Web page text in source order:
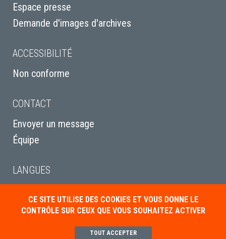
Espace presse
Demande d'images d'archives
ACCESSIBILITÉ
Non conforme
CONTACT
Envoyer un message
Équipe
LANGUES
Italiano
CE SITE UTILISE DES COOKIES ET VOUS DONNE LE
CONTRÔLE SUR CEUX QUE VOUS SOUHAITEZ ACTIVER
TOUT ACCEPTER